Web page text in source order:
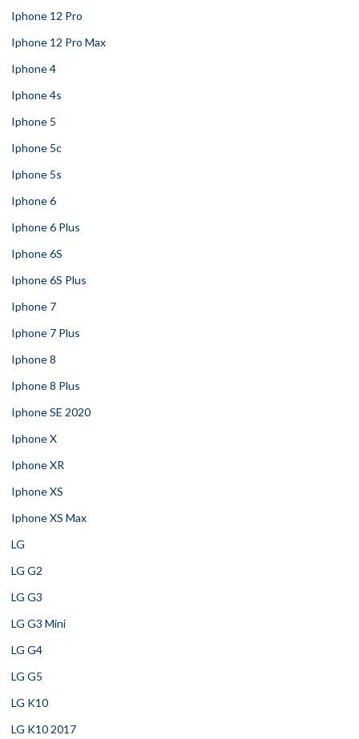
Iphone 12 Pro
Iphone 12 Pro Max
Iphone 4
Iphone 4s
Iphone 5
Iphone 5c
Iphone 5s
Iphone 6
Iphone 6 Plus
Iphone 6S
Iphone 6S Plus
Iphone 7
Iphone 7 Plus
Iphone 8
Iphone 8 Plus
Iphone SE 2020
Iphone X
Iphone XR
Iphone XS
Iphone XS Max
LG
LG G2
LG G3
LG G3 Mini
LG G4
LG G5
LG K10
LG K10 2017